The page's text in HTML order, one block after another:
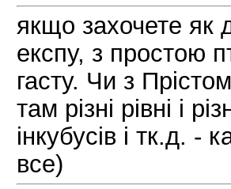
якщо захочете як
експу, з простою
гасту. Чи з
там різні рівні і
інкубусів і тк.д.
все)